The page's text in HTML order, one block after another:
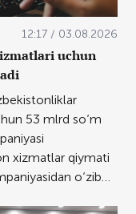
12:17 / 03.08.2026
uchun
53 mlrd so‘m
xizmatlar qiymati
o‘zib